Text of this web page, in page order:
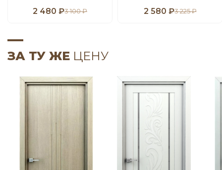
2 480 ₽3 100 ₽ 2 580 ₽3 225 ₽
ЗА ТУ ЖЕ ЦЕНУ